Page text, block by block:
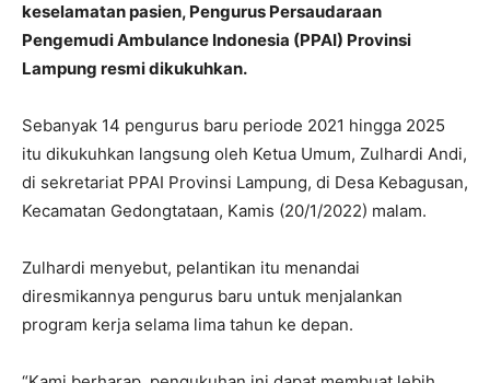
keselamatan pasien, Pengurus Persaudaraan
Pengemudi Ambulance Indonesia (PPAI) Provinsi
Lampung resmi dikukuhkan.
Sebanyak 14 pengurus baru periode 2021 hingga 2025
itu dikukuhkan langsung oleh Ketua Umum, Zulhardi Andi,
di sekretariat PPAI Provinsi Lampung, di Desa Kebagusan,
Kecamatan Gedongtataan, Kamis (20/1/2022) malam.
Zulhardi menyebut, pelantikan itu menandai
diresmikannya pengurus baru untuk menjalankan
program kerja selama lima tahun ke depan.